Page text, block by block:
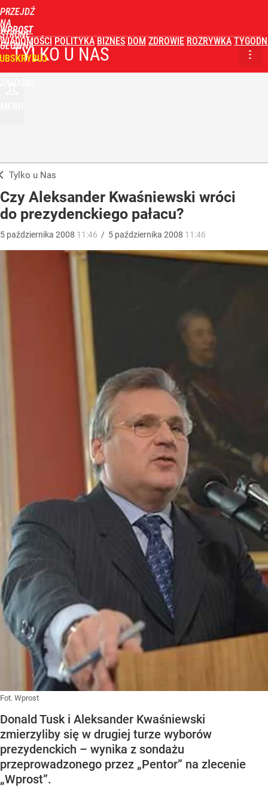
PRZEJDŹ
NA
STRONĘ
GŁÓWNĄ
WPROST
WIADOMOŚCI POLITYKA BIZNES DOM ZDROWIE ROZRYWKA
TYLKO U NAS
Tylko u Nas
Czy Aleksander Kwaśniewski wróci
do prezydenckiego pałacu?
5 października 2008 11:46 / 5 października 2008 11:46
Fot. Wprost
Donald Tusk i Aleksander Kwaśniewski
zmierzyliby się w drugiej turze wyborów
prezydenckich – wynika z sondażu
przeprowadzonego przez „Pentor” na zlecenie
„Wprost”.